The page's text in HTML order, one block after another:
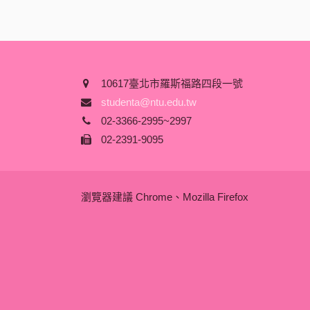
10617臺北市羅斯福路四段一號
studenta@ntu.edu.tw
02-3366-2995~2997
02-2391-9095
瀏覽器建議 Chrome、Mozilla Firefox